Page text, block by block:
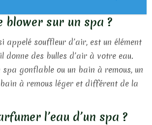
blower sur un spa ?
appelé souffleur d’air, est un élément
donne des bulles d’air à votre eau.
spa gonflable ou un bain à remous, un
à remous léger et différent de la
l’eau d’un spa ?